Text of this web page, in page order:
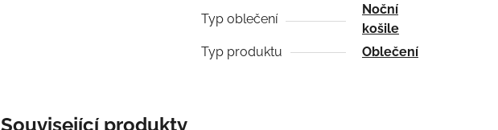
Typ oblečení
Noční
košile
Typ produktu
Oblečení
Související produkty